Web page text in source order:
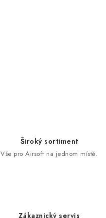
Široký sortiment
Vše pro Airsoft na jednom místě.
Zákaznický servis